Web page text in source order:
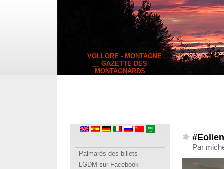
__ VOLLORE - MONTAGNE
__ GAZETTE DES
MONTAGNARDS
Par
Palmarès des billets
LGDM sur Facebook